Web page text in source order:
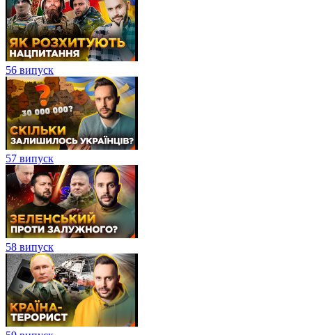
56 випуск
57 випуск
58 випуск